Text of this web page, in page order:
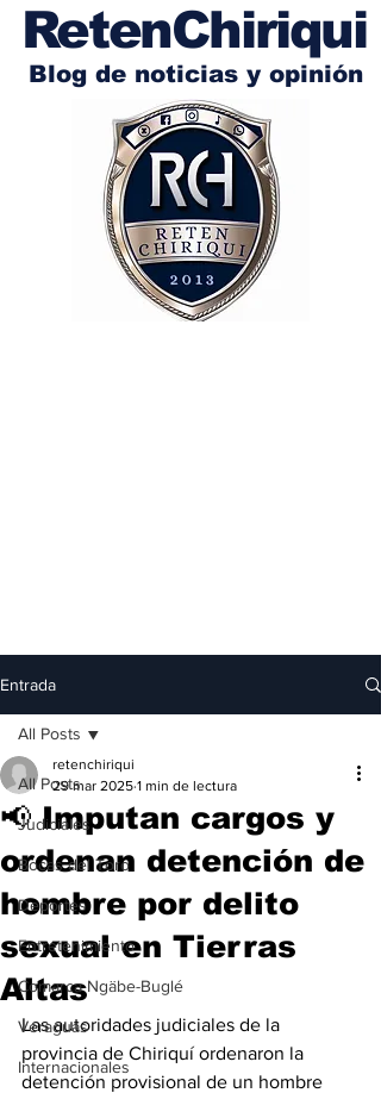
RetenChiriqui
Blog de noticias y opinión
Entrada
All Posts
Judiciales
Bocas del Toro
Deportes
Entretenimiento
Comarca Ngäbe-Buglé
Veraguas
Internacionales
All Posts
📢 Imputan cargos y
ordenan detención de
hombre por delito
sexual en Tierras
Altas
retenchiriqui
29 mar 2025 1 min de lectura
Las autoridades judiciales de la
provincia de Chiriquí ordenaron la
detención provisional de un hombre